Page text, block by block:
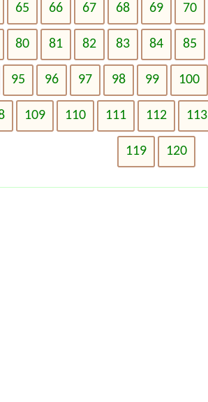
65 66 67 68 69 70
80 81 82 83 84 85
95 96 97 98 99 100
109 110 111 112 113
119 120